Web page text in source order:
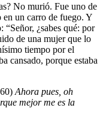
No murió. Fue uno de
en un carro de fuego. Y
“Señor, ¿sabes qué: por
de una mujer que lo
tiempo por el
cansado, porque estaba
Ahora pues, oh
mejor me es la